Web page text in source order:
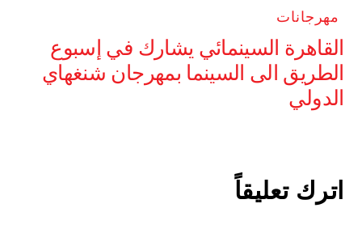
مهرجانات
القاهرة السينمائي يشارك في إسبوع
الطريق الى السينما بمهرجان شنغهاي
الدولي
اترك تعليقاً